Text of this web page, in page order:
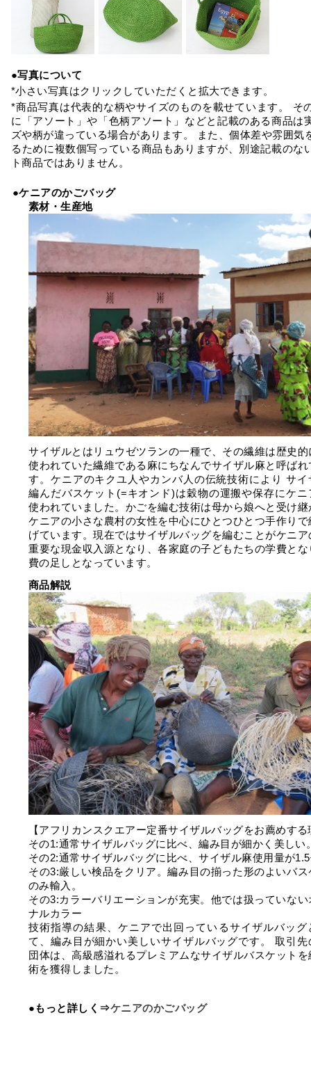
●写真について
*小さい写真はクリックしていただくと拡大できます。
*商品写真は代表的な柄やサイズのものを載せています。 そ
に「アソート」や「色柄アソート」などと記載のある商品は
ズや柄が違っている場合があります。 また、個体差や雰囲気
るために複数個写っている商品もありますが、別途記載のな
ト商品ではありません。
●ケニアのかごバッグ
素材・生産地
サイザルとはリュウゼツランの一種で、その繊維は歴史
使われていた繊維である麻にちなんでサイザル麻と呼ば
す。ケニアのキクユ人やカンバ人の伝統技術により サイ
編んだバスケット(=キオンド)は穀物の運搬や保存にケニ
使われていました。かごを編む技術は母から娘へと受け
ケニアの小さな農村の女性を中心にひとつひとつ手作り
げています。現在ではサイザルバッグを編むことがケニ
重要な現金収入源となり、各家庭の子どもたちの学費と
費の足しとなっています。
商品解説
【アフリカンスクエアー定番サイザルバッグをお薦めする
その1:通常サイザルバッグに比べ、編み目が細かく美しい
その2:通常サイザルバッグに比べ、サイザル麻使用量が
その3:厳しい検品をクリア。編み目の揃った形のよいバス
のみ輸入。
その3:カラーバリエーションが充実。他では扱っていない
ナルカラー
技術指導の結果、ケニアで出回っているサイザルバッグ
て、編み目が細かい美しいサイザルバッグです。 取引先
団体は、高級感溢れるプレミアムなサイザルバスケット
術を獲得しました。
●もっと詳しく⇒ケニアのかごバッグ